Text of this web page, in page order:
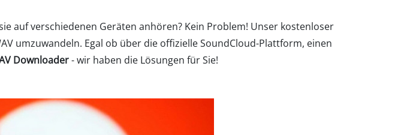
auf verschiedenen Geräten anhören? Kein Problem! Unser kostenloser
umzuwandeln. Egal ob über die offizielle SoundCloud-Plattform, einen
Downloader- wir haben die Lösungen für Sie!